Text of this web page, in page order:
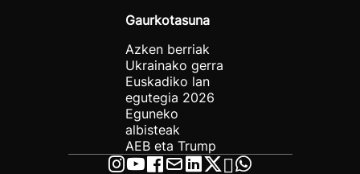
Gaurkotasuna
Azken berriak
Ukrainako gerra
Euskadiko lan
egutegia 2026
Eguneko
albisteak
AEB eta Trump